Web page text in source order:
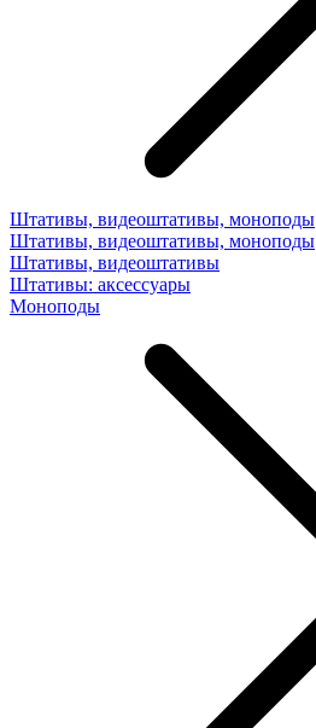
Штативы, видеоштативы, моноподы
Штативы, видеоштативы, моноподы
Штативы, видеоштативы
Штативы: аксессуары
Моноподы